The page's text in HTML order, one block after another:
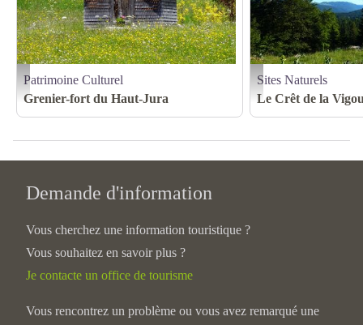
GRENIER-FORT_1 - GRENIER-FORT
Patrimoine Culturel
Grenier-fort du Haut-Jura
Sites Naturels
Le Crêt de la
Demande d'information
Vous cherchez une information touristique ?
Vous souhaitez en savoir plus ?
Je contacte un office de tourisme
Vous rencontrez un problème ou vous avez remarqué une